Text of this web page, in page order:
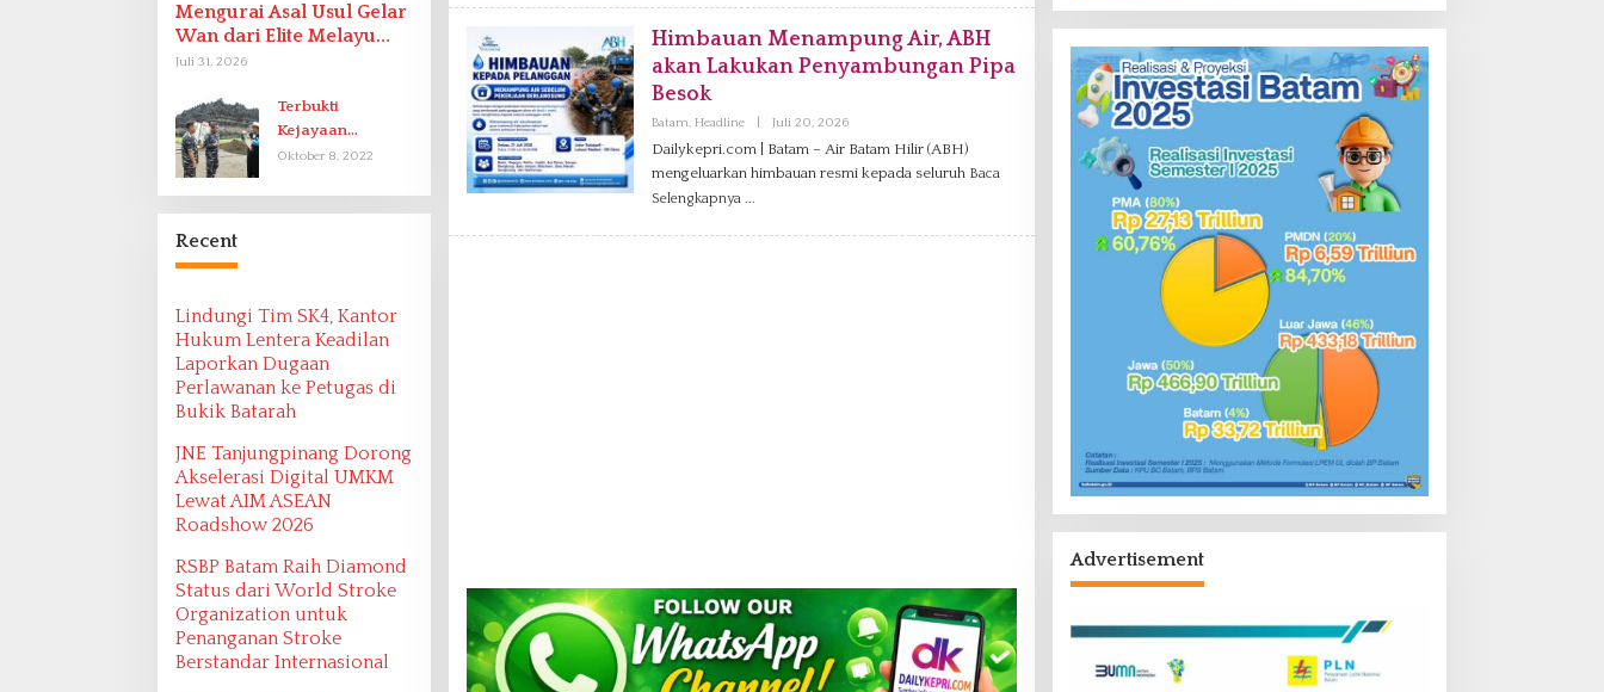
Mengurai Asal Usul Gelar
Wan dari Elite Melayu
Hingga Populer di
Juli 31, 2026
Terbukti
Kejayaan
Indonesia pada
Oktober 8, 2022
Recent
Lindungi Tim SK4, Kantor
Hukum Lentera Keadilan
Laporkan Dugaan
Perlawanan ke Petugas di
Bukik Batarah
JNE Tanjungpinang Dorong
Akselerasi Digital UMKM
Lewat AIM ASEAN
Roadshow 2026
RSBP Batam Raih Diamond
Status dari World Stroke
Organization untuk
Penanganan Stroke
Berstandar Internasional
I
A
G
Himbauan Menampung Air, ABH
akan Lakukan Penyambungan Pipa
Besok
Batam, Headline Juli 20, 2026O
E
H
I
Dailykepri.com | Batam – Air Batam Hilir (ABH)
mengeluarkan himbauan resmi kepada seluruh Baca
Selengkapnya
Advertisement